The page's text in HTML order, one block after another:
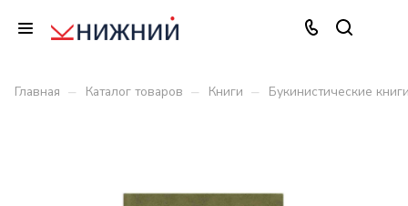
Главная – Каталог товаров – Книги – Букинистические